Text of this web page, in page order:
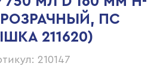
ПС
211620)
210147